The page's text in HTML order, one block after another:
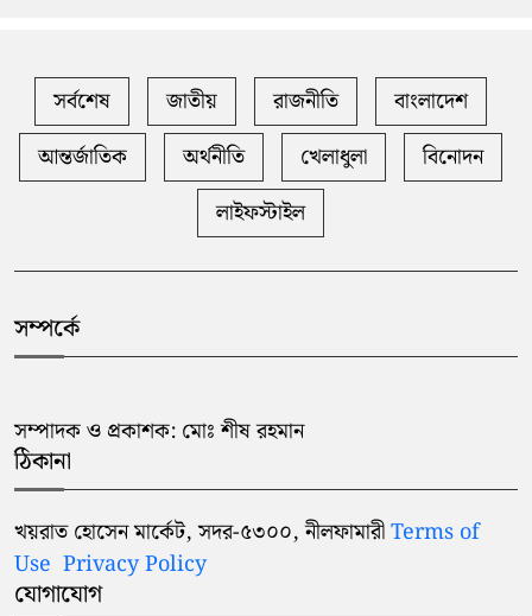
সর্বশেষ জাতীয় রাজনীতি
বাংলাদেশ
আন্তর্জাতিক
অর্থনীতি খেলাধুলা
বিনোদন
লাইফস্টাইল
সম্পর্কে
সম্পাদক ও প্রকাশক: মোঃ শীষ রহমান
ঠিকানা
খয়রাত হোসেন মার্কেট, সদর-৫৩০০, নীলফামারীTerms of
Use Privacy Policy
যোগাযোগ